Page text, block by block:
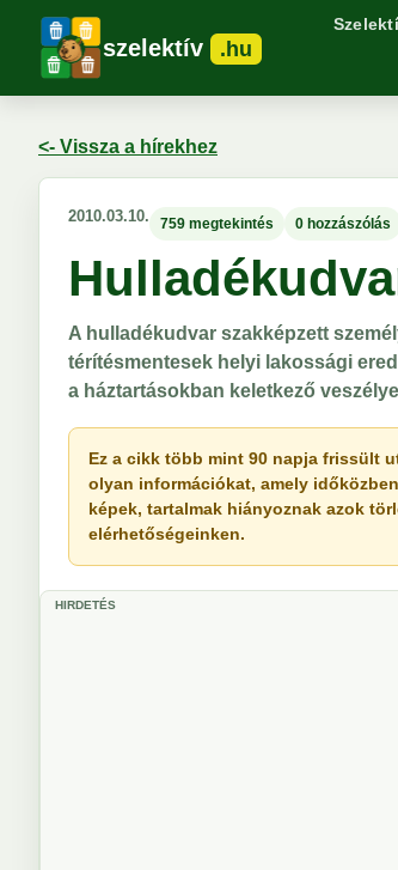
szelektív .hu
<- Vissza a hírekhez
2010.03.10. 759 megtekintés 0 hozzászólás
A hulladékudvar szakképzett
térítésmentesek helyi lakossági
a háztartásokban keletkező
Ez a cikk több mint 90 napja frissült
olyan információkat, amely
képek, tartalmak hiányoznak azok
elérhetőségeinken.
HIRDETÉS